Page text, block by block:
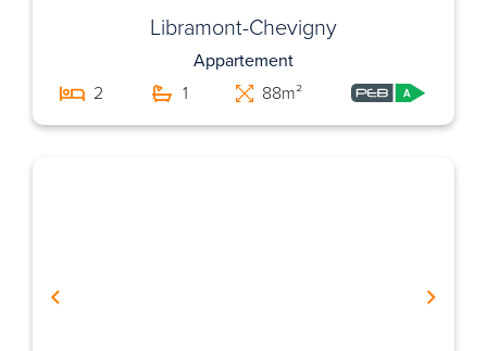
Libramont-Chevigny
Appartement
2
1 88m²